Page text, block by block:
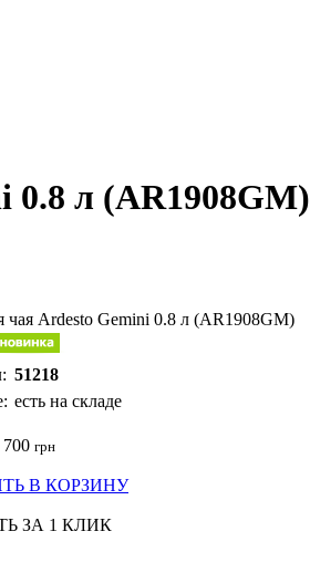
0.8 л (AR1908GM)
51218
есть на складе
700 грн
В КОРЗИНУ
ЗА 1 КЛИК